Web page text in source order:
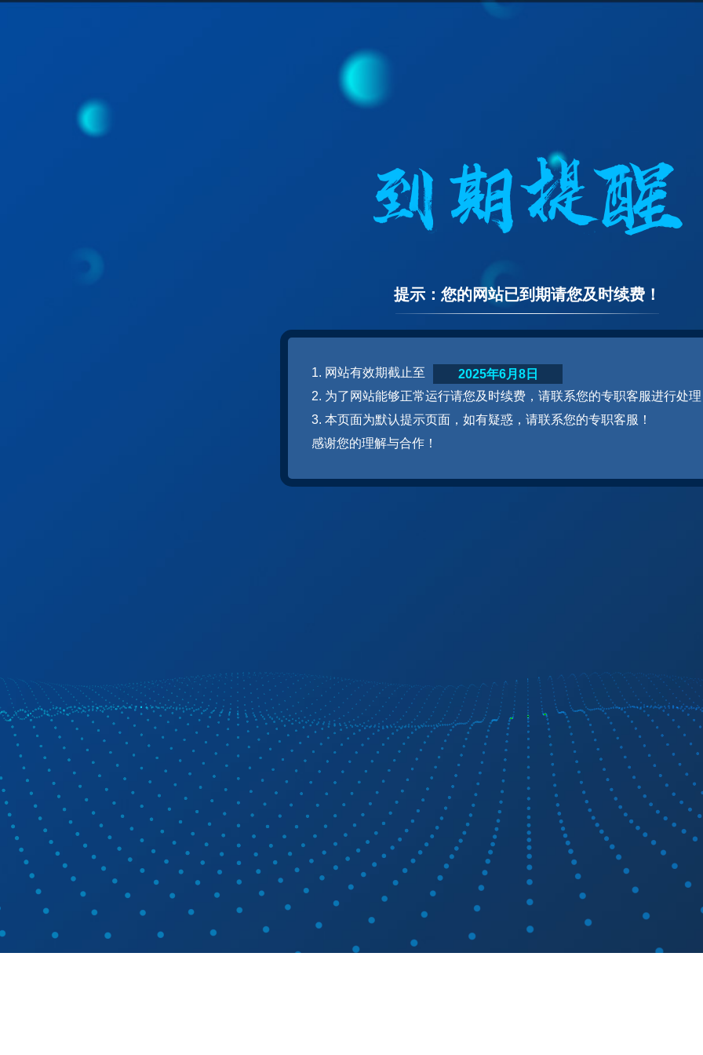
提示：您的网站已到期请您及时续费！
1. 网站有效期截止至
2. 为了网站能够正常运行请您及时续费，请联系您的专职客服进行处
3. 本页面为默认提示页面，如有疑惑，请联系您的专职客服！
感谢您的理解与合作！
2025年6月8日